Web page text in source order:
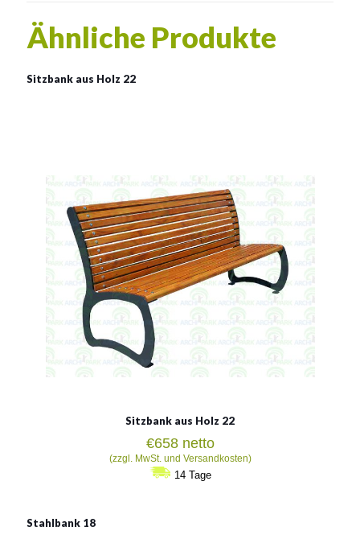
Ähnliche Produkte
Sitzbank aus Holz 22
Siehe mehr
Sitzbank aus Holz 22
€658 netto
(zzgl. MwSt. und Versandkosten)
14 Tage
Stahlbank 18